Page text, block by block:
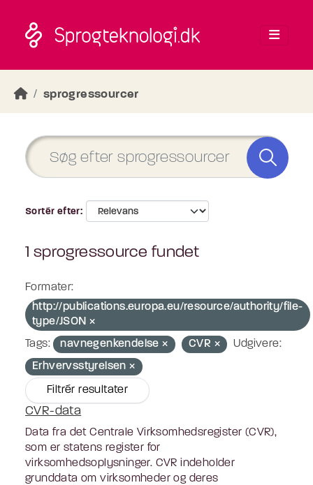
sprogressourcer
Sortér efter
1 sprogressource fundet
Formater:
http://publications.europa.eu/resource/authority/file-
type/JSON
Tags:
navnegenkendelse CVR
Udgivere:
Erhvervsstyrelsen
Filtrér resultater
CVR-data
Data fra det Centrale Virksomhedsregister (CVR),
som er statens register for
virksomhedsoplysninger. CVR indeholder
grunddata om virksomheder og deres